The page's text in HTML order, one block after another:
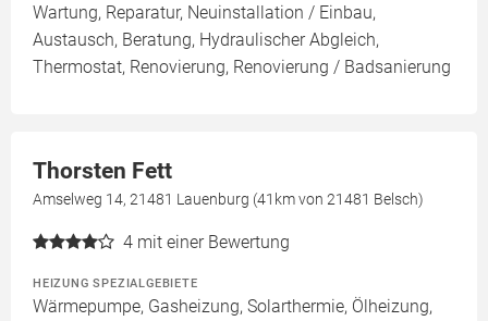
Wartung, Reparatur, Neuinstallation / Einbau,
Austausch, Beratung, Hydraulischer Abgleich,
Thermostat, Renovierung, Renovierung / Badsanierung
Thorsten Fett
Amselweg 14, 21481 Lauenburg (41km von 21481 Belsch)
4 mit einer Bewertung
HEIZUNG SPEZIALGEBIETE
Wärmepumpe, Gasheizung, Solarthermie, Ölheizung,